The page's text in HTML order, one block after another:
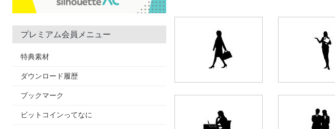
プレミアム会員メニュー
特典素材
ダウンロード履歴
ブックマーク
ビットコインってなに